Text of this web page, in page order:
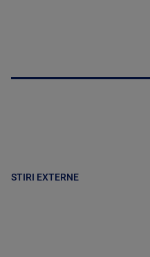
STIRI EXTERNE